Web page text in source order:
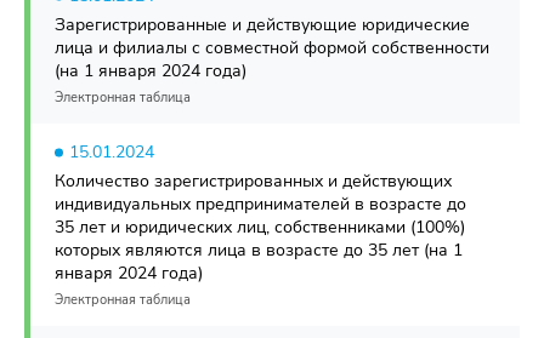
Зарегистрированные и действующие юридические
лица и филиалы с совместной формой собственности
(на 1 января 2024 года)
Электронная таблица
15.01.2024
Количество зарегистрированных и действующих
индивидуальных предпринимателей в возрасте до
35 лет и юридических лиц, собственниками (100%)
которых являются лица в возрасте до 35 лет (на 1
января 2024 года)
Электронная таблица